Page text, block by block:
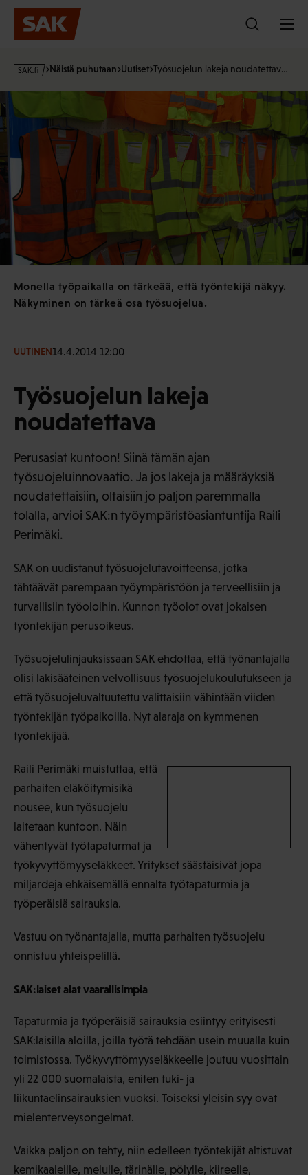
Hyppää
sisältöön
s
·
Näistä puhutaan Uutiset Työsuojelun lakeja noudatettav…
Monella työpaikalla on tärkeää, että työntekijä näkyy.
Näkyminen on tärkeä osa työsuojelua.
UUTINEN14.4.2014 12:00
Työsuojelun lakeja
noudatettava
Perusasiat kuntoon! Siinä tämän ajan
työsuojeluinnovaatio. Ja jos lakeja ja määräyksiä
noudatettaisiin, oltaisiin jo paljon paremmalla
tolalla, arvioi SAK:n työympäristöasiantuntija Raili
Perimäki.
SAK on uudistanut työsuojelutavoitteensa, jotka
tähtäävät parempaan työympäristöön ja terveellisiin ja
turvallisiin työoloihin. Kunnon työolot ovat jokaisen
työntekijän perusoikeus.
Työsuojelulinjauksissaan SAK ehdottaa, että työnantajalla
olisi lakisääteinen velvollisuus työsuojelukoulutukseen ja
että työsuojeluvaltuutettu valittaisiin vähintään viiden
työntekijän työpaikoilla. Nyt alaraja on kymmenen
työntekijää.
Raili Perimäki muistuttaa, että
parhaiten eläköitymisikä
nousee, kun työsuojelu
laitetaan kuntoon. Näin
vähentyvät työtapaturmat ja
työkyvyttömyyseläkkeet. Yritykset säästäisivät jopa
miljardeja ehkäisemällä ennalta työtapaturmia ja
työperäisiä sairauksia.
Vastuu on työnantajalla, mutta parhaiten työsuojelu
onnistuu yhteispelillä.
SAK:laiset alat vaarallisimpia
Tapaturmia ja työperäisiä sairauksia esiintyy erityisesti
SAK:laisilla aloilla, joilla työtä tehdään usein muualla kuin
toimistossa. Työkyvyttömyyseläkkeelle joutuu vuosittain
yli 22 000 suomalaista, eniten tuki- ja
liikuntaelinsairauksien vuoksi. Toiseksi yleisin syy ovat
mielenterveysongelmat.
Vaikka paljon on tehty, niin edelleen työntekijät altistuvat
kemikaaleille, melulle, tärinälle, pölylle, kiireelle,